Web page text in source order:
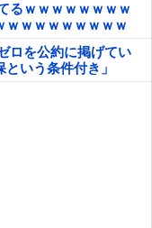
るｗｗｗｗｗｗｗｗ
ｗｗｗｗｗｗｗｗｗ
ロを公約に掲げてい
いう条件付き」